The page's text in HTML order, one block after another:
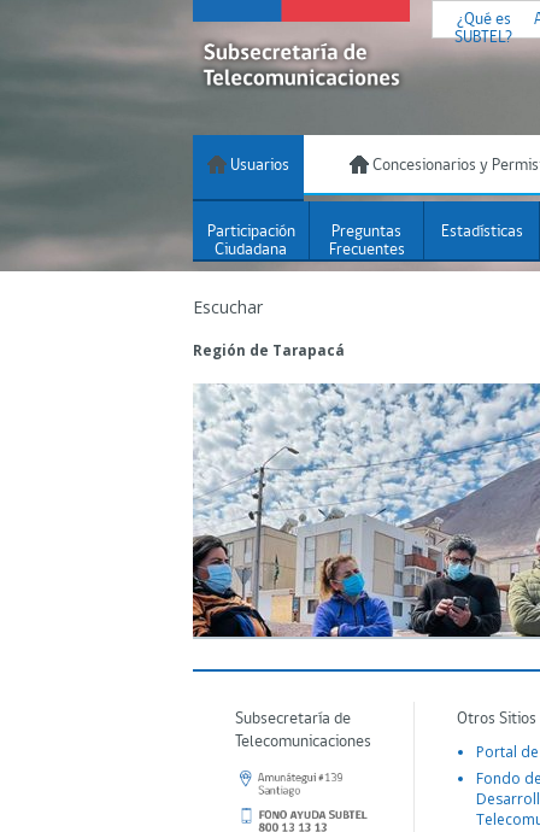
¿Qué es
SUBTEL?
Usuarios Concesionarios y
Participación
Ciudadana
Preguntas
Frecuentes
Estadísticas
Escuchar
Región de Tarapacá
Subsecretaría de
Telecomunicaciones
Otros
Portal
Fondo